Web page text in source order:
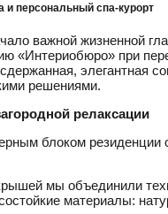
и персональный спа-курорт
важной жизненной
«Интериобюро» при
элегантная
решениями.
релаксации
блоком
мы объединили
материалы: